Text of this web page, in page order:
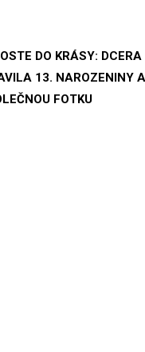
DO KRÁSY: DCERA
13. NAROZENINY
FOTKU